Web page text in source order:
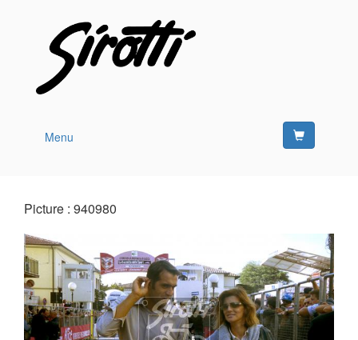
Menu
Picture : 940980